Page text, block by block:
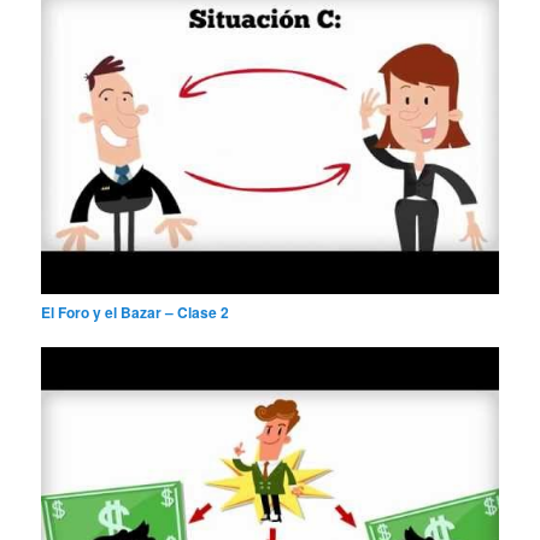
El Foro y el Bazar – Clase 2